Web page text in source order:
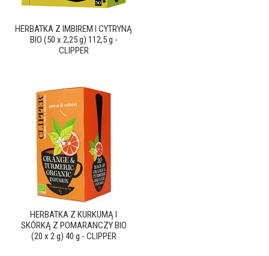
HERBATKA Z IMBIREM I CYTRYNĄ
BIO (50 x 2,25 g) 112,5 g -
CLIPPER
HERBATKA Z KURKUMĄ I
SKÓRKĄ Z POMARANCZY BIO
(20 x 2 g) 40 g - CLIPPER